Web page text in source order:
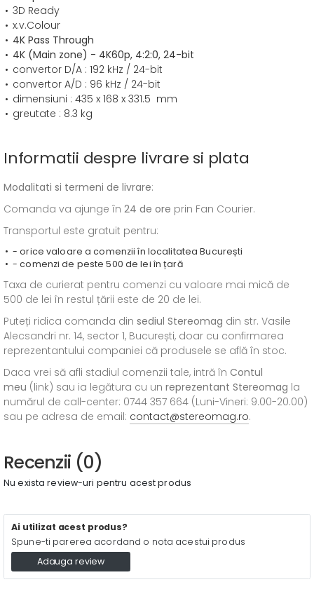
3D Ready
x.v.Colour
4K Pass Through
4K (Main zone) - 4K60p, 4:2:0, 24-bit
convertor D/A : 192 kHz / 24-bit
convertor A/D : 96 kHz / 24-bit
dimensiuni : 435 x 168 x 331.5 mm
greutate : 8.3 kg
Informatii despre livrare si plata
Modalitati si termeni de livrare:
Comanda va ajunge în 24 de ore prin Fan Courier.
Transportul este gratuit pentru:
- orice valoare a comenzii în localitatea București
- comenzi de peste 500 de lei în țară
Taxa de curierat pentru comenzi cu valoare mai mică de
500 de lei în restul țării este de 20 de lei.
Puteți ridica comanda din sediul Stereomag din str. Vasile
Alecsandri nr. 14, sector 1, București, doar cu confirmarea
reprezentantului companiei că produsele se află în stoc.
Daca vrei să afli stadiul comenzii tale, intră în Contul
meu (link) sau ia legătura cu un reprezentant Stereomag la
numărul de call-center: 0744 357 664 (Luni-Vineri: 9.00-20.00)
sau pe adresa de email: contact@stereomag.ro.
Recenzii (0)
Nu exista review-uri pentru acest produs
Ai utilizat acest produs?
Spune-ti parerea acordand o nota acestui produs
Adauga review